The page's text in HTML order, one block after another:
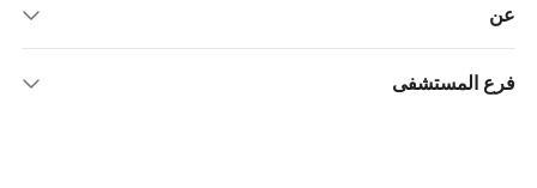
عن
فرع المستشفى